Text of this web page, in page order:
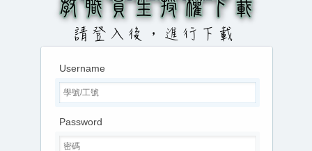
Username
Password